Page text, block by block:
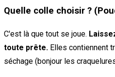
Quelle colle choisir ?
C'est là que tout se joue.
toute prête. Elles contiennent
séchage (bonjour les